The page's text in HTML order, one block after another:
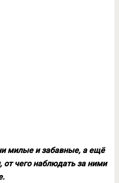
милые и забавные, а ещё
чего наблюдать за ними